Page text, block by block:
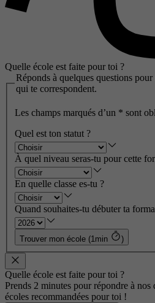
Quelle école est faite pour toi ?
Réponds à quelques questions
qui te correspondent.
Les champs marqués d’un * sont
Quel est ton statut ?
À quel niveau seras-tu pour cette
En quelle classe es-tu ?
Quand souhaites-tu débuter ta
Trouver mon école (1min )
Quelle école est faite pour toi ?
Prends 2 minutes pour répondre à
écoles recommandées pour toi !